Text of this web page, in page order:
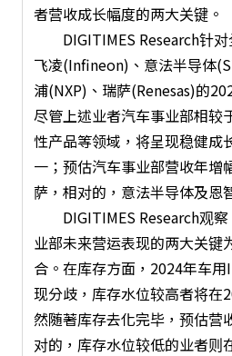
者营收成长幅度的两大关键。
DIGITIMES Research针对
飞凌(Infineon)、意法半导体
浦(NXP)、瑞萨(Renesas)的
尽管上述业者汽车事业部相较
性产品等领域，将呈现稳健成
一；预估汽车事业部营收年增
萨，相对的，意法半导体及恩
DIGITIMES Research观察
业部未来营运表现的两大关键
合。在库存方面，2024年车
现分歧，库存水位较高者将在
然随著库存去化完毕，预估营
对的，库存水位较低的业者则